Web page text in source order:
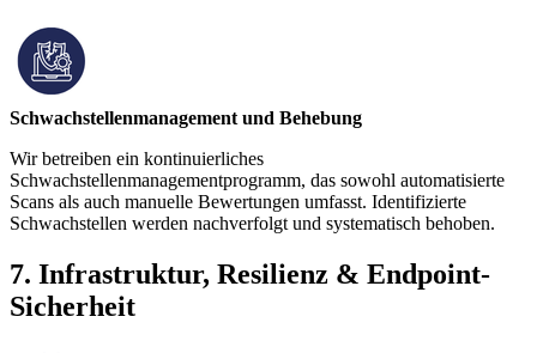
Schwachstellenmanagement und Behebung
Wir betreiben ein kontinuierliches
Schwachstellenmanagementprogramm, das sowohl automatisierte
Scans als auch manuelle Bewertungen umfasst. Identifizierte
Schwachstellen werden nachverfolgt und systematisch behoben.
7. Infrastruktur, Resilienz & Endpoint-
Sicherheit